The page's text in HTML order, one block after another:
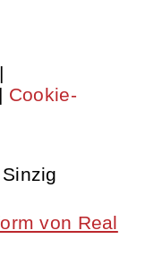
|
| Cookie-
von Real